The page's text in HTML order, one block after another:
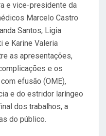
e vice-presidente da
Marcelo Castro
Santos, Ligia
e Karine Valeria
as apresentações,
e os
efusão (OME),
e do estridor laríngeo
dos trabalhos, a
do público.